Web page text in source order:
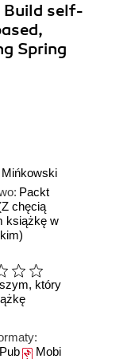
Build self-
Spring
Mińkowski
Packt
chęcią
książkę w
który
Mobi